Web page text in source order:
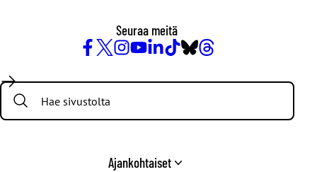
Seuraa meitä
/
Twitter
Search:
Ajankohtaiset